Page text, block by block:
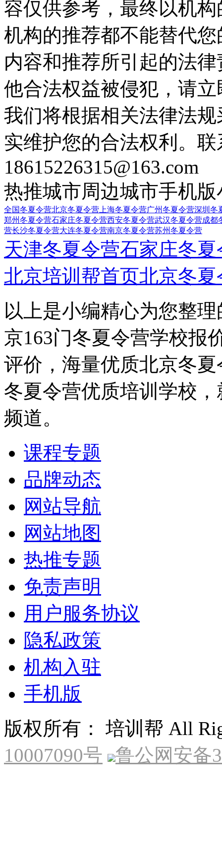
容仅供参考，最终以机
机构的推荐都不能替代
内容和推荐所引起的法
他合法权益被侵犯，请
我们将根据相关法律法
实维护您的合法权利。
18615226315@163.com
热推城市周边城市手机版
全国冬夏令营北京冬夏令营 上海冬夏令营广州冬夏令营深圳冬
郑州冬夏令营石家庄冬夏令营西安冬夏令营武汉冬夏令营成都
营长沙冬夏令营大连冬夏令营南京冬夏令营苏州冬夏令营
天津冬夏令营石家庄冬夏
北京培训帮首页北京冬
以上是小编精心为您整
京163门冬夏令营学校报
评价，海量优质北京冬
冬夏令营优质培训学校
频道。
课程专题
品牌动态
网站导航
网站地图
热推专题
免责声明
用户服务协议
隐私政策
机构入驻
手机版
版权所有： 培训帮 All
10007090号
鲁公网安备